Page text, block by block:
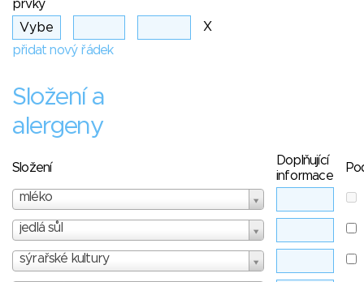
prvky
X
přidat nový řádek
Složení a
alergeny
Složení
Doplňující
informace
mléko
jedlá sůl
sýrařské kultury